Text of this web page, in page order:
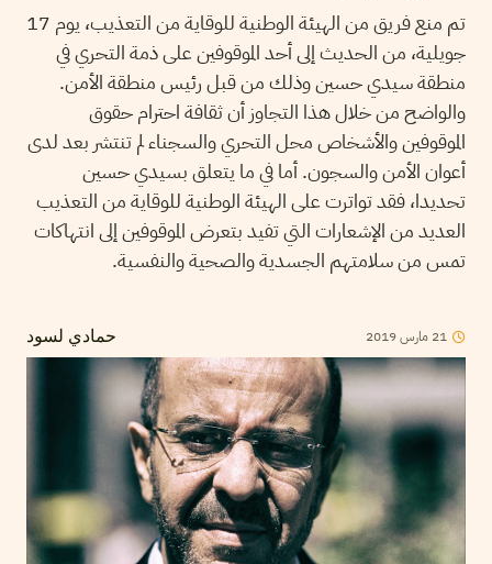
تم منع فريق من الهيئة الوطنية للوقاية من التعذيب، يوم 17
جويلية، من الحديث إلى أحد الموقوفين على ذمة التحري في
منطقة سيدي حسين وذلك من قبل رئيس منطقة الأمن.
والواضح من خلال هذا التجاوز أن ثقافة احترام حقوق
الموقوفين والأشخاص محل التحري والسجناء لم تنتشر بعد لدى
أعوان الأمن والسجون. أما في ما يتعلق بسيدي حسين
تحديدا، فقد تواترت على الهيئة الوطنية للوقاية من التعذيب
العديد من الإشعارات التي تفيد بتعرض الموقوفين إلى انتهاكات
تمس من سلامتهم الجسدية والصحية والنفسية.
حمادي لسود 21 مارس2019